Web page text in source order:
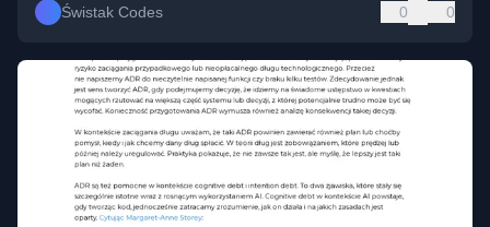
Świstak Codes 0 0